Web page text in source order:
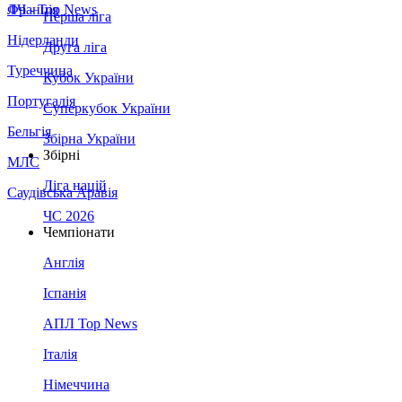
Франція
Нідерланди
Туреччина
Португалія
Бельгія
МЛС
Саудівська Аравія
ЛЧ - Top News
Перша ліга
Друга ліга
Кубок України
Суперкубок України
Збірна України
Збірні
Ліга націй
ЧС 2026
Чемпіонати
Англія
Іспанія
АПЛ Top News
Італія
Німеччина